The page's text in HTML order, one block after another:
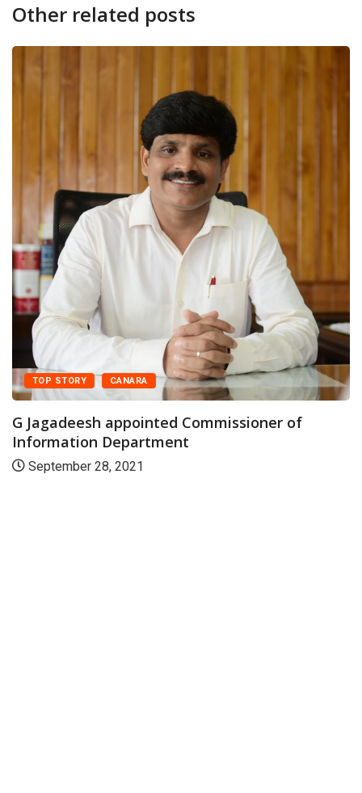
Other related posts
TOP STORY CANARA
G Jagadeesh appointed Commissioner of
Information Department
September 28, 2021